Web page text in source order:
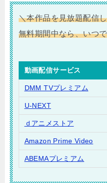
＼本作品を見放題配信
無料期間中なら、いつ
動画配信サービス
DMM TVプレミアム
U-NEXT
ｄアニメストア
Amazon Prime Video
ABEMAプレミアム